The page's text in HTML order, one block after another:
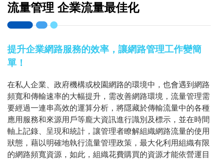
流量管理 企業流量最佳化
提升企業網路服務的效率，讓網路管理工作變簡
單！
在私人企業、政府機構或校園網路的環境中，也會遇到網路
頻寬和傳輸速率的大幅提升，需改善網路環境，流量管理需
要經過一連串高效的運算分析，將隱藏於傳輸流量中的各種
應用服務和來源用戶等龐大資訊進行識別及標示，並在時間
軸上記錄、呈現和統計，讓管理者瞭解組織網路流量的使用
狀態，藉以明確地執行流量管理政策，最大化利用組織有限
的網路頻寬資源，如此，組織花費購買的資源才能依營運目